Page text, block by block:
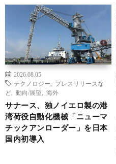
2026.08.05
テクノロジー
プレスリリースな
ど
動向/展望 海外
サナース、独ノイエロ製の港
湾荷役自動化機械「ニューマ
チックアンローダー」を日本
国内初導入